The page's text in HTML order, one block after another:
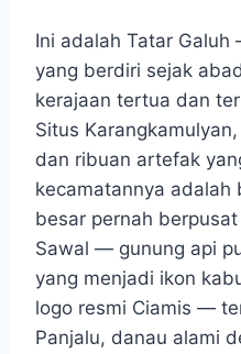
Ini adalah Tatar
yang berdiri sejak
kerajaan tertua dan
Situs
dan ribuan artefak
kecamatannya
besar pernah
Sawal — gunung api
yang menjadi ikon
logo resmi Ciamis —
Panjalu, danau alami